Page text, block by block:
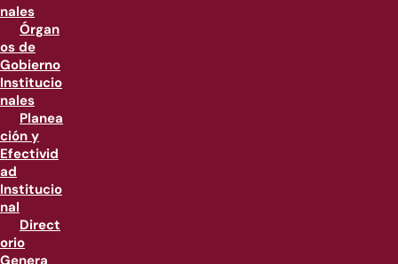
nales
Órgan
os de
Gobierno
Institucio
nales
Planea
ción y
Efectivid
ad
Institucio
nal
Direct
orio
Genera